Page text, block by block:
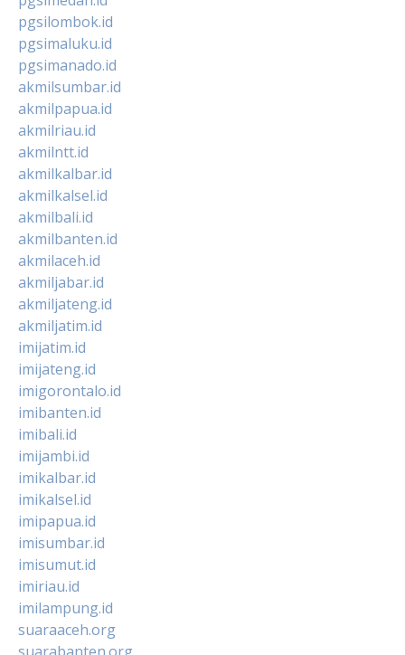
pgsilombok.id
pgsimaluku.id
pgsimanado.id
akmilsumbar.id
akmilpapua.id
akmilriau.id
akmilntt.id
akmilkalbar.id
akmilkalsel.id
akmilbali.id
akmilbanten.id
akmilaceh.id
akmiljabar.id
akmiljateng.id
akmiljatim.id
imijatim.id
imijateng.id
imigorontalo.id
imibanten.id
imibali.id
imijambi.id
imikalbar.id
imikalsel.id
imipapua.id
imisumbar.id
imisumut.id
imiriau.id
imilampung.id
suaraaceh.org
suarabanten.org